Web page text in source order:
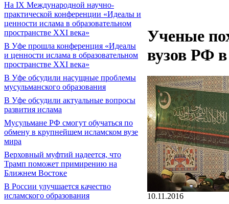
На IX Международной научно-
практической конференции «Идеалы и
ценности ислама в образовательном
пространстве XXI века»
В Уфе прошла конференция «Идеалы
и ценности ислама в образовательном
пространстве XXI века»
В Уфе обсудили насущные проблемы
мусульманского образования
В Уфе обсудили актуальные вопросы
развития ислама
Мусульмане РФ смогут обучаться по
обмену в крупнейшем исламском вузе
мира
Верховный муфтий надеется, что
Трамп поможет примирению на
Ближнем Востоке
В России улучшается качество
исламского образования
Ученые
вузов РФ в
10.11.2016